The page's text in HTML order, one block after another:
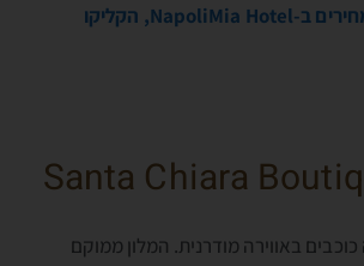
לבדיקת זמינות ומחירים ב-NapoliMia Hotel, הקליקו
Santa Chiara
באווירה מודרנית. המלון ממוקם